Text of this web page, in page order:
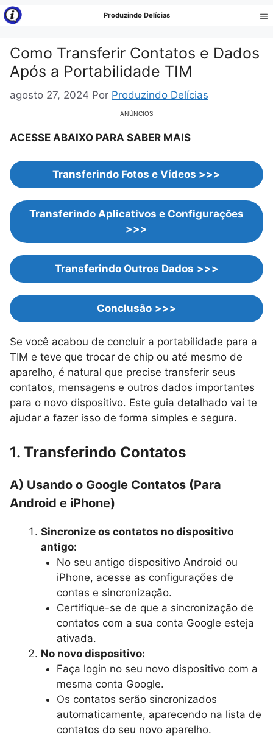
Pular
para
conteúdo
Produzindo Delícias
Como Transferir Contatos e Dados
Após a Portabilidade TIM
agosto 27, 2024 Por Produzindo Delícias
ANÚNCIOS
ACESSE ABAIXO PARA SABER MAIS
Transferindo Fotos e Vídeos >>>
Transferindo Aplicativos e Configurações
>>>
Transferindo Outros Dados >>>
Conclusão >>>
Se você acabou de concluir a portabilidade para a
TIM e teve que trocar de chip ou até mesmo de
aparelho, é natural que precise transferir seus
contatos, mensagens e outros dados importantes
para o novo dispositivo. Este guia detalhado vai te
ajudar a fazer isso de forma simples e segura.
1. Transferindo Contatos
A) Usando o Google Contatos (Para
Android e iPhone)
Sincronize os contatos no dispositivo
antigo:
No seu antigo dispositivo Android ou
iPhone, acesse as configurações de
contas e sincronização.
Certifique-se de que a sincronização de
contatos com a sua conta Google esteja
ativada.
No novo dispositivo:
Faça login no seu novo dispositivo com a
mesma conta Google.
Os contatos serão sincronizados
automaticamente, aparecendo na lista de
contatos do seu novo aparelho.